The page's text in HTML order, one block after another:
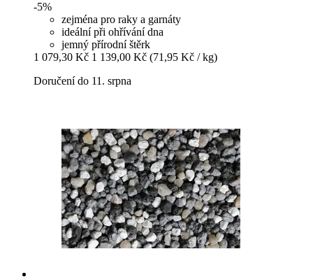
-5%
zejména pro raky a garnáty
ideální při ohřívání dna
jemný přírodní štěrk
1 079,30 Kč 1 139,00 Kč (71,95 Kč / kg)
Doručení do 11. srpna